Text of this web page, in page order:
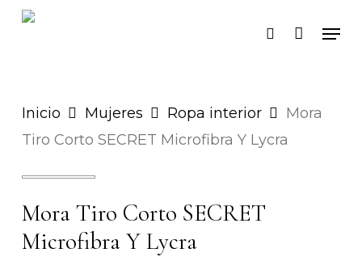
Skip
search
Inicio Mujeres Ropa interior
Mora
Tiro Corto SECRET Microfibra Y Lycra
Mora Tiro Corto SECRET
Microfibra Y Lycra